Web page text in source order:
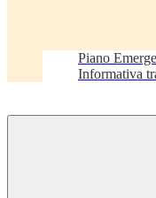
Piano
Informativa